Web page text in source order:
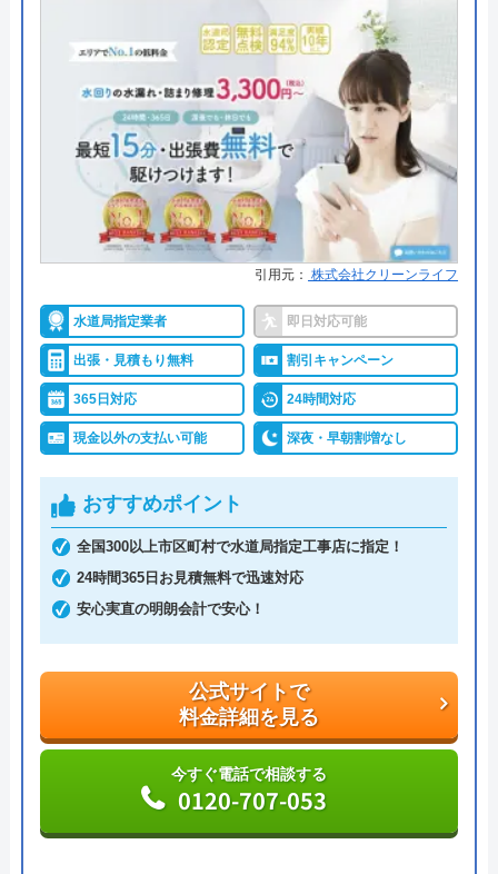
レジットカード
●累計実績
●保証・保険 ―
詳細は公式HPでご確認ください
トイレ専門修理屋さんがおすすめの理由
トイレ専門修理屋さんは水道局指定工事店の水道業
も可能です。問い合わせから最短30分で訪問してく
れて、経験豊富な作業スタッフが「安全・安心・親
身に」をモットーに、迅速・丁寧なサービスで、ト
イレトラブルを解決してくれます。
料金は、トイレの水漏れやつまりなどの簡単作業な
ら5,500円～。安心の明朗会計で、出張費、見積料
金、キャンセル料無料と、余計な費用がかからない
のも魅力です。
引サービスも行っているため、気になる方は問い合
わせ前に公式HPへアクセスしてみましょう。
公式サイトで
料金詳細を見る
引用元： 株式会社クリーンライフ
水道局指定業者 即日対応可能
出張・見積もり無料 割引キャンペーン
365日対応 24時間対応
現金以外の支払い可能 深夜・早朝割増なし
おすすめポイント
全国300以上市区町村で水道局指定工事店に指定！
24時間365日お見積無料で迅速対応
安心実直の明朗会計で安心！
公式サイトで
料金詳細を見る
今すぐ電話で相談する
0120-707-053